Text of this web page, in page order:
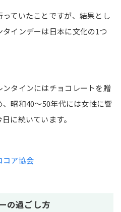
ていたことですが、結果とし
インデーは日本に文化の1つ
タインにはチョコレートを贈
昭和40〜50年代には女性に響
に続いています。
コア協会
の過ごし方